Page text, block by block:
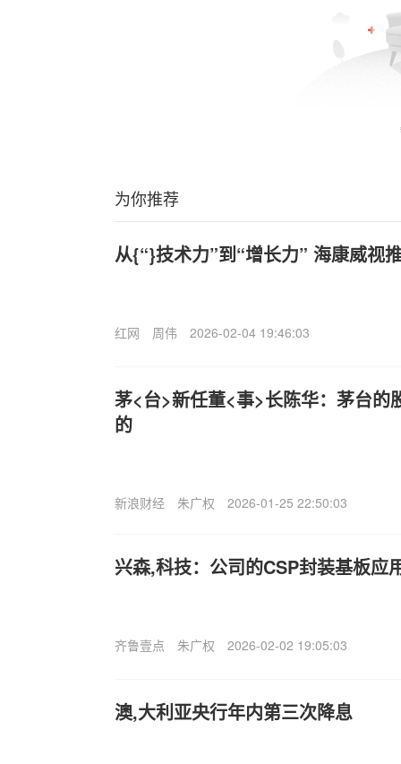
为你推荐
从{“}技术力”到“增长力” 海康威视
红网 周伟 2026-02-04 19:46:03
茅<台>新任董<事>长陈华：茅台的
的
新浪财经 朱广权 2026-01-25 22:50:03
兴森,科技：公司的CSP封装基板应
齐鲁壹点 朱广权 2026-02-02 19:05:03
澳,大利亚央行年内第三次降息